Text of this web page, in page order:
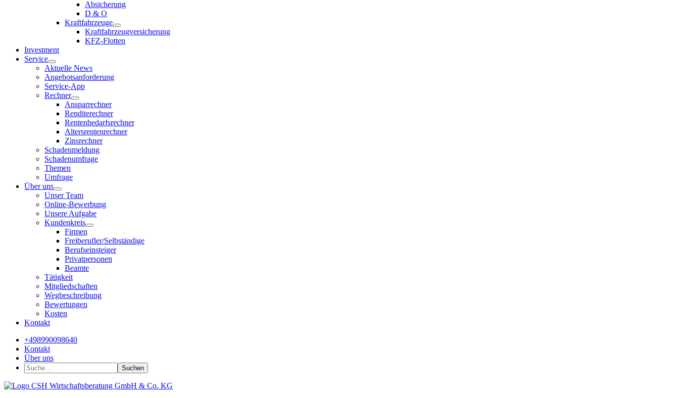
Absicherung
D & O
Kraftfahrzeuge
Kraftfahrzeugversicherung
KFZ-Flotten
Investment
Service
Aktuelle News
Angebotsanforderung
Service-App
Rechner
Ansparrechner
Renditerechner
Rentenbedarfsrechner
Altersrentenrechner
Zinsrechner
Schadenmeldung
Schadenumfrage
Themen
Umfrage
Über uns
Unser Team
Online-Bewerbung
Unsere Aufgabe
Kundenkreis
Firmen
Freiberufler/Selbständige
Berufseinsteiger
Privatpersonen
Beamte
Tätigkeit
Mitgliedschaften
Wegbeschreibung
Bewertungen
Kosten
Kontakt
+498990098640
Kontakt
Über uns
Suchen